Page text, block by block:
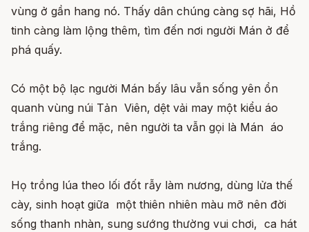
vùng ở gần hang nó. Thấy dân chúng càng sợ hãi, Hồ
tinh càng làm lộng thêm, tìm đến nơi người Mán ở để
phá quấy.
Có một bộ lạc người Mán bấy lâu vẫn sống yên ổn
quanh vùng núi Tản Viên, dệt vải may một kiểu áo
trắng riêng để mặc, nên người ta vẫn gọi là Mán áo
trắng.
Họ trồng lúa theo lối đốt rẫy làm nương, dùng lửa thế
cày, sinh hoạt giữa một thiên nhiên màu mỡ nên đời
sống thanh nhàn, sung sướng thường vui chơi, ca hát